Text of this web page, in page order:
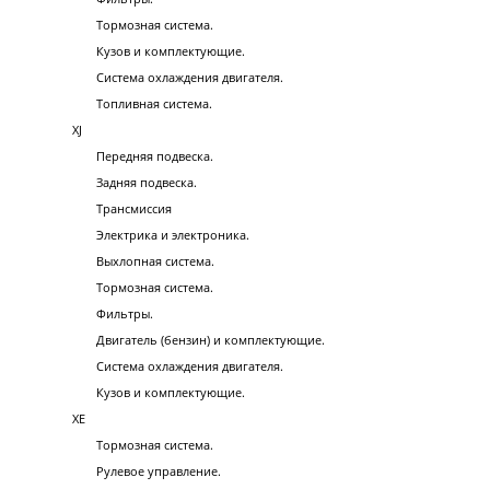
Тормозная система.
Кузов и комплектующие.
Система охлаждения двигателя.
Топливная система.
XJ
Передняя подвеска.
Задняя подвеска.
Трансмиссия
Электрика и электроника.
Выхлопная система.
Тормозная система.
Фильтры.
Двигатель (бензин) и комплектующие.
Система охлаждения двигателя.
Кузов и комплектующие.
XE
Тормозная система.
Рулевое управление.